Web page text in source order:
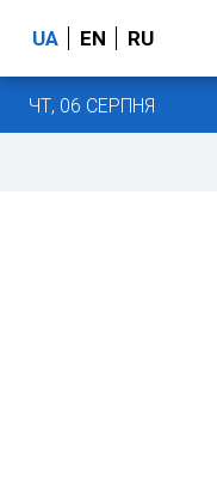
UA EN RU
ЧТ, 06 СЕРПНЯ